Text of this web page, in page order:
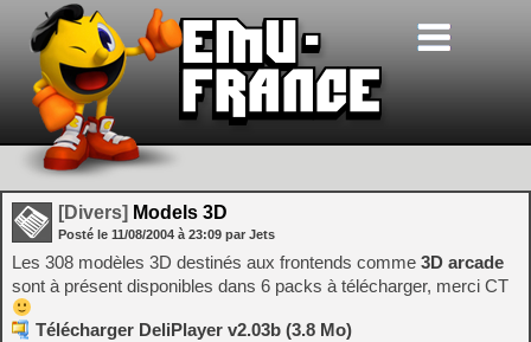
[Divers] Models 3D
Posté le 11/08/2004 à 23:09 par Jets
Les 308 modèles 3D destinés aux frontends comme 3D arcade
sont à présent disponibles dans 6 packs à télécharger, merci CT
Télécharger DeliPlayer v2.03b (3.8 Mo)